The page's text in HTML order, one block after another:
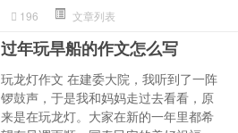
196 文章列表
过年玩旱船的作文怎么写
玩龙灯作文 在建委大院，我听到了一阵
锣鼓声，于是我和妈妈走过去看看，原
来是在玩龙灯。大家在新的一年里都希